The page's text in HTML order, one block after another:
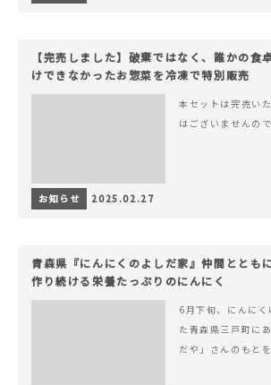
【完売しました】破棄ではなく、誰かの食
けできなかったお惣菜を冷凍で特別販売
本セットは完売い
はございませんの
お知らせ 2025.02.27
青森県『にんにくのよしだ家』仲間ととも
作り続ける栄養たっぷりのにんにく
6月下旬、にんに
た青森県三戸町に
だや」さんのもと